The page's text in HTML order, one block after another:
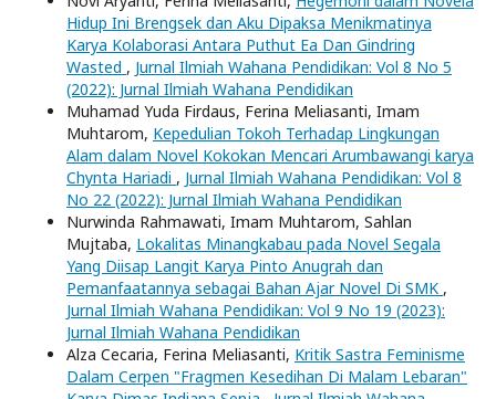
Hidup Ini Brengsek dan Aku Dipaksa Menikmatinya
Karya Kolaborasi Antara Puthut Ea Dan Gindring
Wasted , Jurnal Ilmiah Wahana Pendidikan: Vol 8 No 5
(2022): Jurnal Ilmiah Wahana Pendidikan
Muhamad Yuda Firdaus, Ferina Meliasanti, Imam
Muhtarom, Kepedulian Tokoh Terhadap Lingkungan
Alam dalam Novel Kokokan Mencari Arumbawangi karya
Chynta Hariadi , Jurnal Ilmiah Wahana Pendidikan: Vol 8
No 22 (2022): Jurnal Ilmiah Wahana Pendidikan
Nurwinda Rahmawati, Imam Muhtarom, Sahlan
Mujtaba, Lokalitas Minangkabau pada Novel Segala
Yang Diisap Langit Karya Pinto Anugrah dan
Pemanfaatannya sebagai Bahan Ajar Novel Di SMK ,
Jurnal Ilmiah Wahana Pendidikan: Vol 9 No 19 (2023):
Jurnal Ilmiah Wahana Pendidikan
Alza Cecaria, Ferina Meliasanti, Kritik Sastra Feminisme
Dalam Cerpen "Fragmen Kesedihan Di Malam Lebaran"